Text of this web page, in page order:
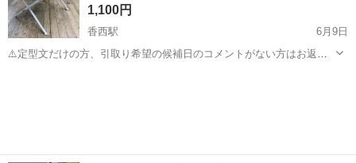
1,100円
香西駅
6月9日
⚠️定型文だけの方、引取り希望の候補日のコメントがない方はお返事